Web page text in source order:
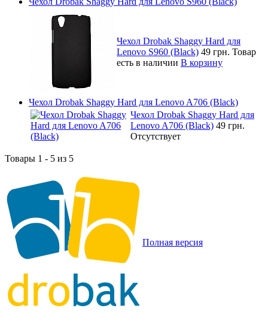
Чехол Drobak Shaggy Hard для
Lenovo S960 (Black) 49 грн. Товар
есть в наличии В корзину
Чехол Drobak Shaggy Hard для Lenovo A706 (Black)
Чехол Drobak Shaggy Hard для
Lenovo A706 (Black) 49 грн.
Отсутствует
Товары 1 - 5 из 5
Полная версия